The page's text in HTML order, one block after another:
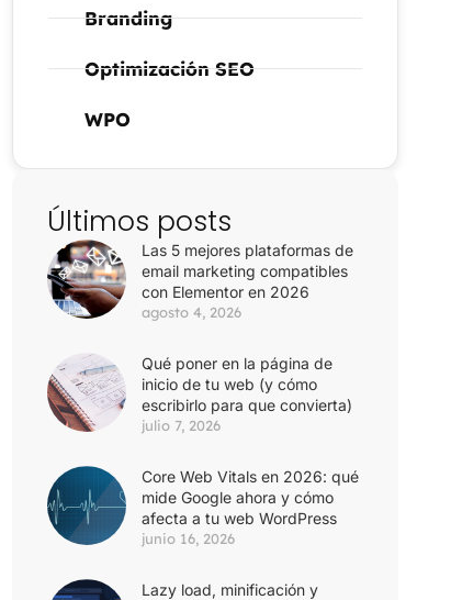
Branding
Optimización SEO
WPO
Últimos posts
Las 5 mejores plataformas de
email marketing compatibles
con Elementor en 2026
agosto 4, 2026
Qué poner en la página de
inicio de tu web (y cómo
escribirlo para que convierta)
julio 7, 2026
Core Web Vitals en 2026: qué
mide Google ahora y cómo
afecta a tu web WordPress
junio 16, 2026
Lazy load, minificación y